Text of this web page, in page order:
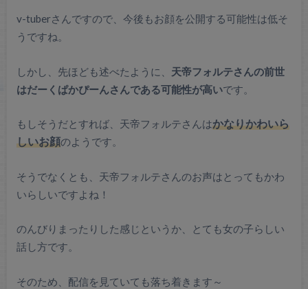
v-tuberさんですので、今後もお顔を公開する可能性は低そ
うですね。
しかし、先ほども述べたように、 天帝フォルテさんの前世
はだーくぱかぴーんさんである可能性が高いです。
もしそうだとすれば、天帝フォルテさんはかなりかわいら
しいお顔のようです。
そうでなくとも、天帝フォルテさんのお声はとってもかわ
いらしいですよね！
のんびりまったりした感じというか、とても女の子らしい
話し方です。
そのため、配信を見ていても落ち着きます～